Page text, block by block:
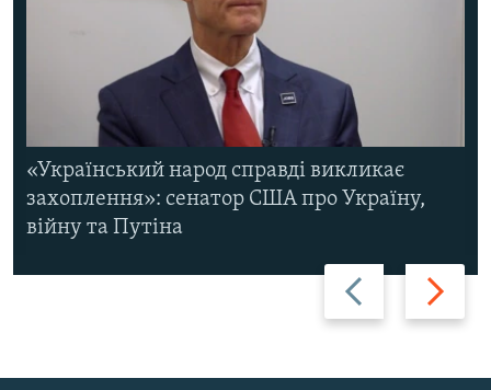
Назад Вперед
«Український народ справді викликає
захоплення»: сенатор США про Україну,
війну та Путіна